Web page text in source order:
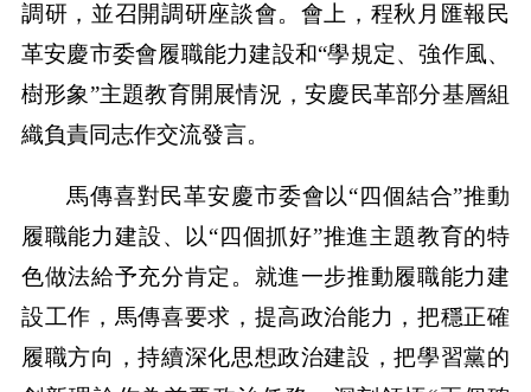
調研，並召開調研座談會。會上，程秋月匯報民
革安慶市委會履職能力建設和“學規定、強作風、
樹形象”主題教育開展情況，安慶民革部分基層組
織負責同志作交流發言。
馬傳喜對民革安慶市委會以“四個結合”推動
履職能力建設、以“四個抓好”推進主題教育的特
色做法給予充分肯定。就進一步推動履職能力建
設工作，馬傳喜要求，提高政治能力，把穩正確
履職方向，持續深化思想政治建設，把學習黨的